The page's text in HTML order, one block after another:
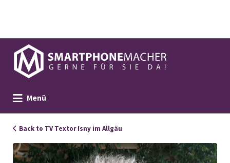
Suchen
nach:
Menü
103661_Textor_Portrait_neu
Back to TV Textor Isny im Allgäu